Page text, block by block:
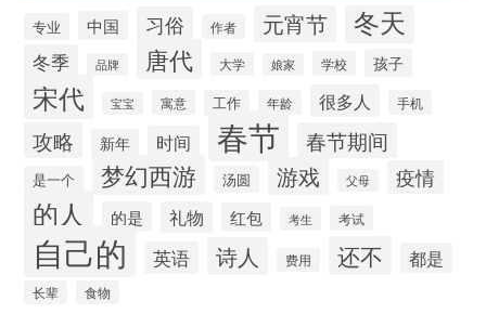
专业 中国 习俗 作者 元宵节 冬天
冬季 品牌 唐代 大学 娘家 学校 孩子
宋代 宝宝 寓意 工作 年龄 很多人 手机
攻略 新年 时间 春节 春节期间
是一个 梦幻西游 汤圆 游戏 父母 疫情
的人 的是 礼物 红包 考生 考试
自己的 英语 诗人 费用 还不 都是
长辈 食物